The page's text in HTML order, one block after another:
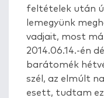
feltételek után
lemegyünk
vadjait, most
2014.06.14.-én
barátomék
szél, az elmúlt
esett, tudtam